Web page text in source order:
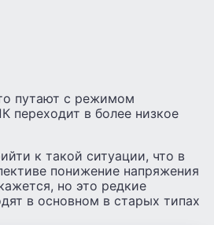
путают с режимом
переходит в более низкое
к такой ситуации, что в
понижение напряжения
но это редкие
в основном в старых типах